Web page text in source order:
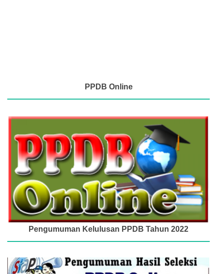
PPDB Online
Pengumuman Kelulusan PPDB Tahun 2022